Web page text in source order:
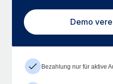
Demo
Bezahlung nur für aktive